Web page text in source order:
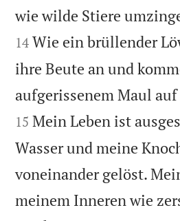
wie wilde Stiere
14 Wie ein brüllender
ihre Beute an und
aufgerissenem Maul
15 Mein Leben ist
Wasser und meine
voneinander gelöst.
meinem Inneren wie